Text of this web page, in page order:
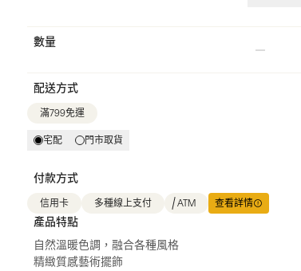
數量
配送方式
滿799免運
宅配 門市取貨
付款方式
信用卡 多種線上支付 ATM 查看詳情
產品特點
自然溫暖色調，融合各種風格
精緻質感藝術擺飾